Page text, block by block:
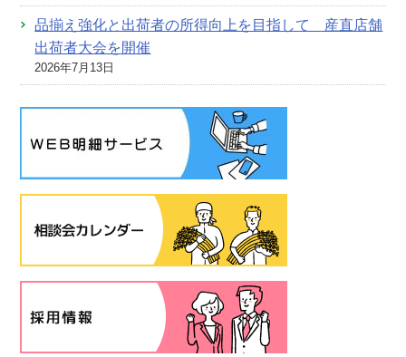
品揃え強化と出荷者の所得向上を目指して 産直店舗
出荷者大会を開催
2026年7月13日